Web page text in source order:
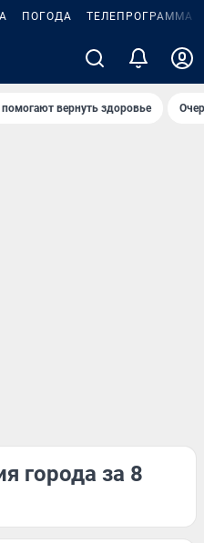
ПОГОДА ТЕЛЕПРОГРАММА
помогают вернуть здоровье
города за 8